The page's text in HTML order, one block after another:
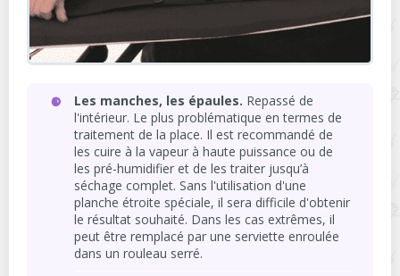
Les manches, les épaules. Repassé de
l'intérieur. Le plus problématique en termes de
traitement de la place. Il est recommandé de
les cuire à la vapeur à haute puissance ou de
les pré-humidifier et de les traiter jusqu’à
séchage complet. Sans l'utilisation d'une
planche étroite spéciale, il sera difficile d'obtenir
le résultat souhaité. Dans les cas extrêmes, il
peut être remplacé par une serviette enroulée
dans un rouleau serré.